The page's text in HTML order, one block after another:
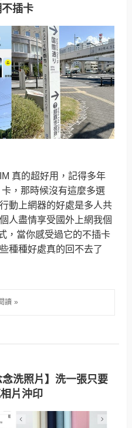
插卡
真的超好用，記得多年
，那時候沒有這麼多選
動上網器的好處是多人共
人盡情享受國外上網我個
，當你感受過它的不插卡
種種好處真的回不去了
念洗照片】洗一張只要
片沖印